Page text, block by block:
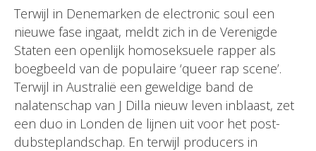
Terwijl in Denemarken de electronic soul een
nieuwe fase ingaat, meldt zich in de Verenigde
Staten een openlijk homoseksuele rapper als
boegbeeld van de populaire ‘queer rap scene’.
Terwijl in Australië een geweldige band de
nalatenschap van J Dilla nieuw leven inblaast, zet
een duo in Londen de lijnen uit voor het post-
dubsteplandschap. En terwijl producers in